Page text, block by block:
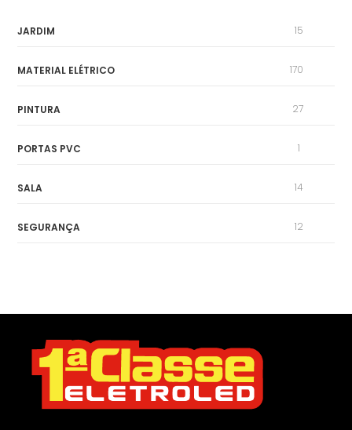
JARDIM 15
MATERIAL ELÉTRICO 170
PINTURA 27
PORTAS PVC 1
SALA 14
SEGURANÇA 12